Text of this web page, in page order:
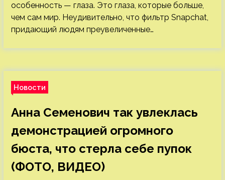
особенность — глаза. Это глаза, которые больше,
чем сам мир. Неудивительно, что фильтр Snapchat,
придающий людям преувеличенные…
Новости
Анна Семенович так увлеклась
демонстрацией огромного
бюста, что стерла себе пупок
(ФОТО, ВИДЕО)